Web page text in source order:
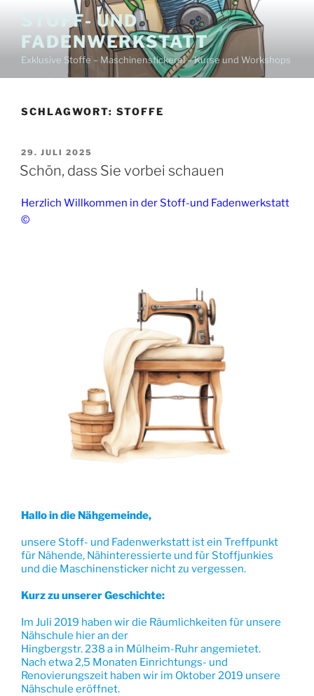
springen
STOFF- UND
FADENWERKSTATT
Exklusive Stoffe – Maschinenstickerei – Kurse und Workshops
SCHLAGWORT: STOFFE
VERÖFFENTLICHT
AM
29. JULI 2025
Schön, dass Sie vorbei schauen
Herzlich Willkommen in der Stoff-und Fadenwerkstatt
©
Hallo in die Nähgemeinde,
unsere Stoff- und Fadenwerkstatt ist ein Treffpunkt
für Nähende, Nähinteressierte und für Stoffjunkies
und die Maschinensticker nicht zu vergessen.
Kurz zu unserer Geschichte:
Im Juli 2019 haben wir die Räumlichkeiten für unsere
Nähschule hier an der
Hingbergstr. 238 a in Mülheim-Ruhr angemietet.
Nach etwa 2,5 Monaten Einrichtungs- und
Renovierungszeit haben wir im Oktober 2019 unsere
Nähschule eröffnet.